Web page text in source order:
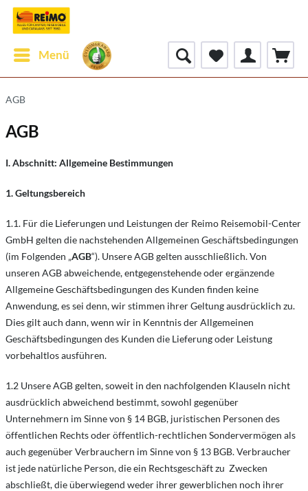
Menü
AGB
AGB
I. Abschnitt: Allgemeine Bestimmungen
1. Geltungsbereich
1.1. Für die Lieferungen und Leistungen der Reimo Reisemobil-Center
GmbH gelten die nachstehenden Allgemeinen Geschäftsbedingungen
(im Folgenden „AGB“). Unsere AGB gelten ausschließlich. Von
unseren AGB abweichende, entgegenstehende oder ergänzende
Allgemeine Geschäftsbedingungen des Kunden finden keine
Anwendung, es sei denn, wir stimmen ihrer Geltung ausdrücklich zu.
Dies gilt auch dann, wenn wir in Kenntnis der Allgemeinen
Geschäftsbedingungen des Kunden die Lieferung oder Leistung
vorbehaltlos ausführen.
1.2 Unsere AGB gelten, soweit in den nachfolgenden Klauseln nicht
ausdrücklich abweichend bestimmt, sowohl gegenüber
Unternehmern im Sinne von § 14 BGB, juristischen Personen des
öffentlichen Rechts oder öffentlich-rechtlichen Sondervermögen als
auch gegenüber Verbrauchern im Sinne von § 13 BGB. Verbraucher
ist jede natürliche Person, die ein Rechtsgeschäft zu Zwecken
abschließt, die überwiegend weder ihrer gewerblichen noch ihrer